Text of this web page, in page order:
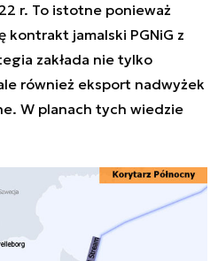
r. To istotne ponieważ
kontrakt jamalski PGNiG z
zakłada nie tylko
również eksport nadwyżek
W planach tych wiedzie